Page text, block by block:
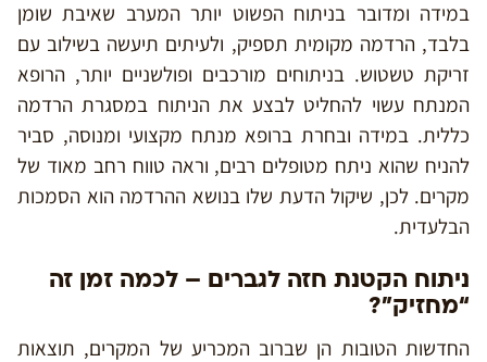
במידה ומדובר בניתוח הפשוט יותר המערב שאיבת שומן
בלבד, הרדמה מקומית תספיק, ולעיתים תיעשה בשילוב עם
זריקת טשטוש. בניתוחים מורכבים ופולשניים יותר, הרופא
המנתח עשוי להחליט לבצע את הניתוח במסגרת הרדמה
כללית. במידה ובחרת ברופא מנתח מקצועי ומנוסה, סביר
להניח שהוא ניתח מטופלים רבים, וראה טווח רחב מאוד של
מקרים. לכן, שיקול הדעת שלו בנושא ההרדמה הוא הסמכות
הבלעדית.
ניתוח הקטנת חזה לגברים – לכמה זמן זה
“מחזיק”?
החדשות הטובות הן שברוב המכריע של המקרים, תוצאות